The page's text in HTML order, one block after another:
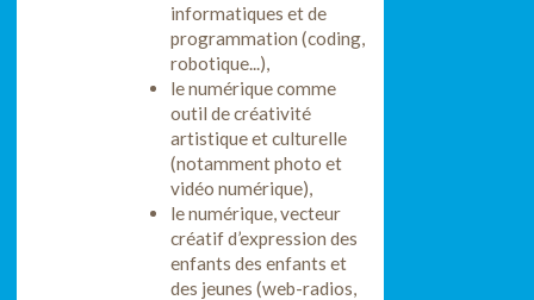
informatiques et de
programmation (coding,
robotique...),
le numérique comme
outil de créativité
artistique et culturelle
(notamment photo et
vidéo numérique),
le numérique, vecteur
créatif d’expression des
enfants des enfants et
des jeunes (web-radios,